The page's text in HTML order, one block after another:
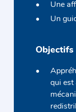
Une
Un
Objectifs
qui est